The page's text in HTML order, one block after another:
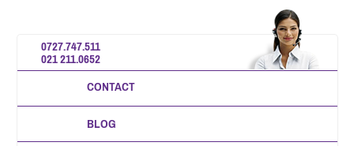
0727.747.511
021 211.0652
CONTACT
BLOG